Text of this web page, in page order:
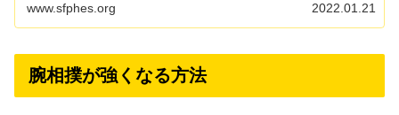
www.sfphes.org 2022.01.21
腕相撲が強くなる方法